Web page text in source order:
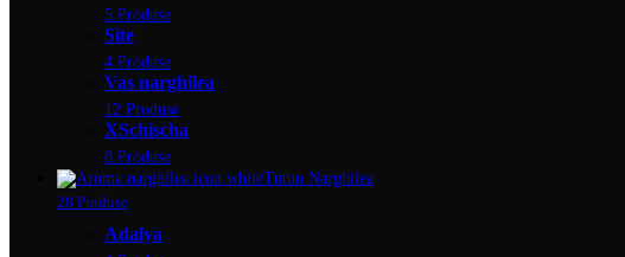
5 Produse
Site
4 Produse
Vas narghilea
12 Produse
XSchischa
8 Produse
Tutun Narghilea
28 Produse
Adalya